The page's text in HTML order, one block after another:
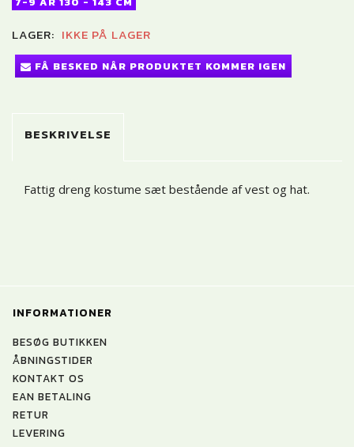
LAGER: IKKE PÅ LAGER
FÅ BESKED NÅR PRODUKTET KOMMER IGEN
BESKRIVELSE
Fattig dreng kostume sæt bestående af vest og hat.
INFORMATIONER
BESØG BUTIKKEN
ÅBNINGSTIDER
KONTAKT OS
EAN BETALING
RETUR
LEVERING